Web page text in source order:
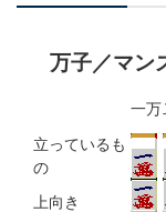
万子／マン
一万
立っているも
の
上向き